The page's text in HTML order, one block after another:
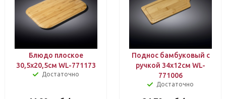
Блюдо плоское
30,5х20,5см WL-771173
Достаточно
Поднос бамбуковый с
ручкой 34х12см WL-
771006
Достаточно